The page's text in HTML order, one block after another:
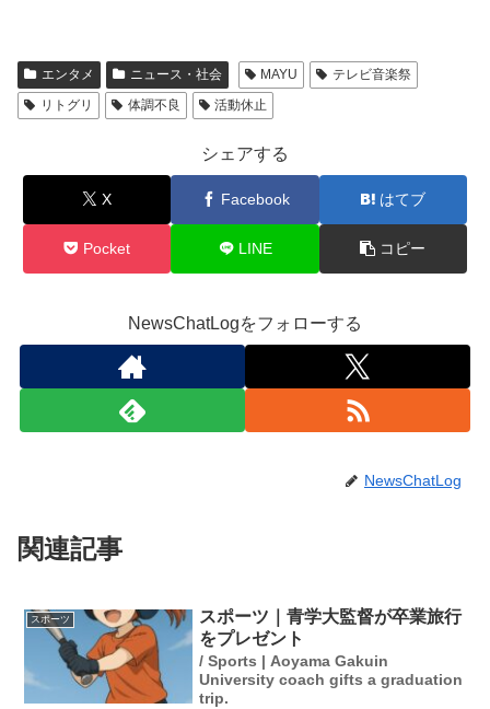
エンタメ ニュース・社会 MAYU
テレビ音楽祭
リトグリ
体調不良 活動休止
シェアする
X Facebook はてブ
Pocket LINE コピー
NewsChatLogをフォローする
NewsChatLog
関連記事
スポーツ
スポーツ｜青学大監督が卒業旅行
をプレゼント
/ Sports | Aoyama Gakuin
University coach gifts a graduation
trip.